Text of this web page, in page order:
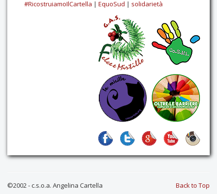
#RicostruiamoIlCartella | EquoSud | solidarietà
Back to Top
©2002 - c.s.o.a. Angelina Cartella